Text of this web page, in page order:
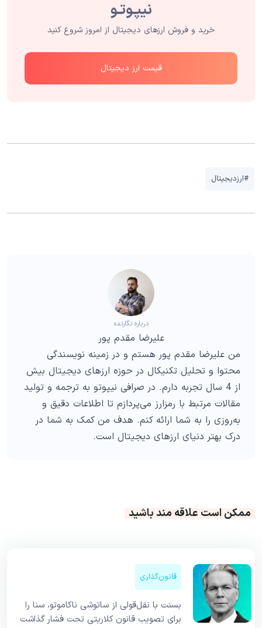
خرید و فروش ارزهای دیجیتال از امروز شروع کنید
قیمت ارز دیجیتال
#ارزدیجیتال
درباره نگارنده
علیرضا مقدم پور
من علیرضا مقدم پور هستم و در زمینه نویسندگی
محتوا و تحلیل تکنیکال در حوزه ارزهای دیجیتال بیش
از 4 سال تجربه دارم. در صرافی نیپوتو به ترجمه و تولید
مقالات مرتبط با رمزارز می‌پردازم تا اطلاعات دقیق و
به‌روزی را به شما ارائه کنم. هدف من کمک به شما در
درک بهتر دنیای ارزهای دیجیتال است.
ممکن است علاقه مند باشید
قانون‌گذاری
بسنت با نقل‌قولی از ساتوشی ناکاموتو، سنا را
برای تصویب قانون کلاریتی تحت فشار گذاشت